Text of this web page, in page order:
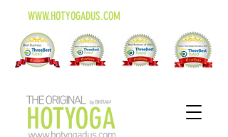
WWW.HOTYOGADUS.COM